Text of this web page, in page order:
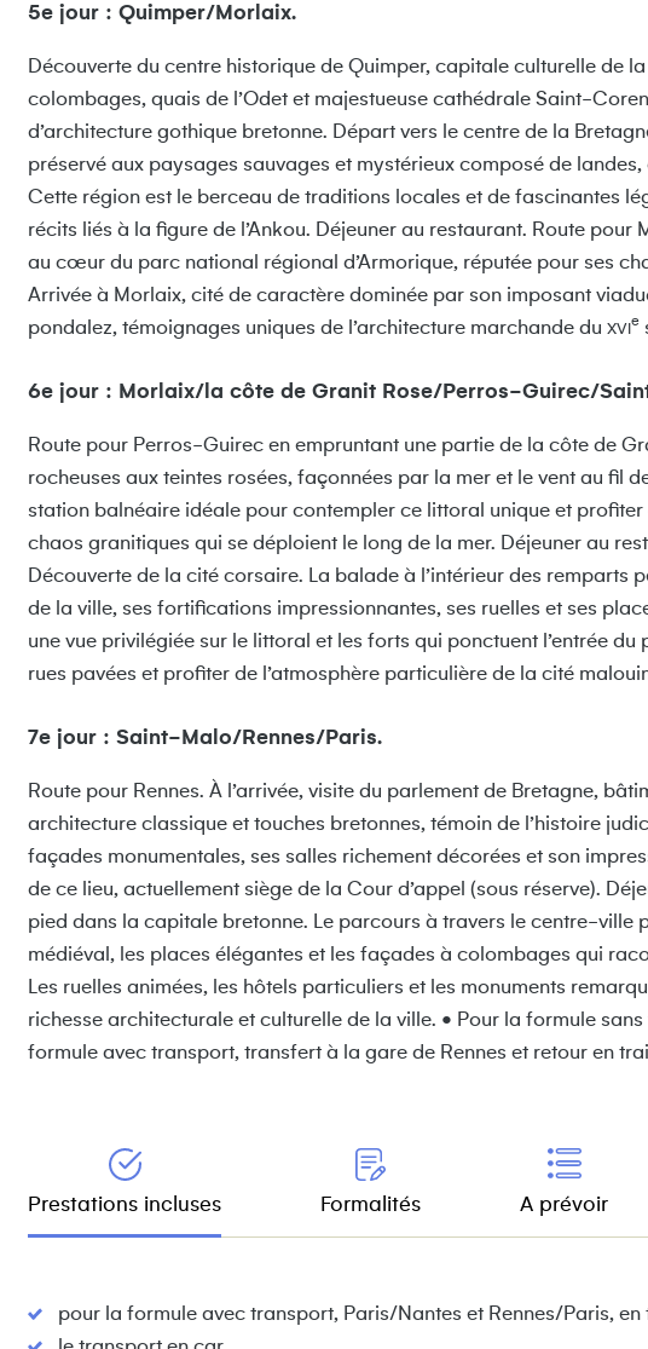
5e jour : Quimper/Morlaix.
Découverte du centre historique de Quimper, capitale culturelle de
colombages, quais de l’Odet et majestueuse cathédrale Saint-
d’architecture gothique bretonne. Départ vers le centre de la
préservé aux paysages sauvages et mystérieux composé de
Cette région est le berceau de traditions locales et de fascinantes
récits liés à la figure de l’Ankou. Déjeuner au restaurant. Route
au cœur du parc national régional d’Armorique, réputée pour ses
Arrivée à Morlaix, cité de caractère dominée par son imposant
pondalez, témoignages uniques de l’architecture marchande du XVIe
6e jour : Morlaix/la côte de Granit Rose/Perros-Guirec/
Route pour Perros-Guirec en empruntant une partie de la côte de
rocheuses aux teintes rosées, façonnées par la mer et le vent au fil
station balnéaire idéale pour contempler ce littoral unique et profiter
chaos granitiques qui se déploient le long de la mer. Déjeuner au
Découverte de la cité corsaire. La balade à l’intérieur des remparts
de la ville, ses fortifications impressionnantes, ses ruelles et ses
une vue privilégiée sur le littoral et les forts qui ponctuent l’entrée
rues pavées et profiter de l’atmosphère particulière de la cité
7e jour : Saint-Malo/Rennes/Paris.
Route pour Rennes. À l’arrivée, visite du parlement de Bretagne,
architecture classique et touches bretonnes, témoin de l’histoire
façades monumentales, ses salles richement décorées et son
de ce lieu, actuellement siège de la Cour d’appel (sous réserve).
pied dans la capitale bretonne. Le parcours à travers le centre-ville
médiéval, les places élégantes et les façades à colombages qui
Les ruelles animées, les hôtels particuliers et les monuments
richesse architecturale et culturelle de la ville. • Pour la formule
formule avec transport, transfert à la gare de Rennes et retour en
Prestations incluses Formalités A prévoir
pour la formule avec transport, Paris/Nantes et Rennes/Paris, en